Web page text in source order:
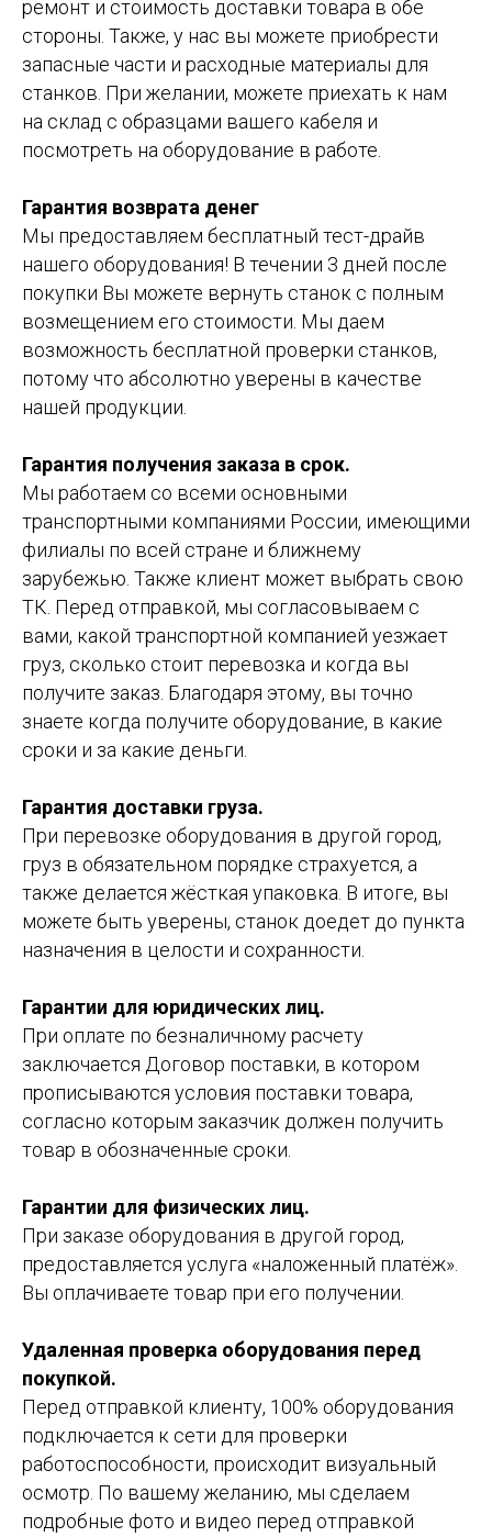
ремонт и стоимость доставки товара в обе
стороны. Также, у нас вы можете приобрести
запасные части и расходные материалы для
станков. При желании, можете приехать к нам
на склад с образцами вашего кабеля и
посмотреть на оборудование в работе.
Гарантия возврата денег
Мы предоставляем бесплатный тест-драйв
нашего оборудования! В течении 3 дней после
покупки Вы можете вернуть станок с полным
возмещением его стоимости. Мы даем
возможность бесплатной проверки станков,
потому что абсолютно уверены в качестве
нашей продукции.
Гарантия получения заказа в срок.
Мы работаем со всеми основными
транспортными компаниями России, имеющими
филиалы по всей стране и ближнему
зарубежью. Также клиент может выбрать свою
ТК. Перед отправкой, мы согласовываем с
вами, какой транспортной компанией уезжает
груз, сколько стоит перевозка и когда вы
получите заказ. Благодаря этому, вы точно
знаете когда получите оборудование, в какие
сроки и за какие деньги.
Гарантия доставки груза.
При перевозке оборудования в другой город,
груз в обязательном порядке страхуется, а
также делается жёсткая упаковка. В итоге, вы
можете быть уверены, станок доедет до пункта
назначения в целости и сохранности.
Гарантии для юридических лиц.
При оплате по безналичному расчету
заключается Договор поставки, в котором
прописываются условия поставки товара,
согласно которым заказчик должен получить
товар в обозначенные сроки.
Гарантии для физических лиц.
При заказе оборудования в другой город,
предоставляется услуга «наложенный платёж».
Вы оплачиваете товар при его получении.
Удаленная проверка оборудования перед
покупкой.
Перед отправкой клиенту, 100% оборудования
подключается к сети для проверки
работоспособности, происходит визуальный
осмотр. По вашему желанию, мы сделаем
подробные фото и видео перед отправкой